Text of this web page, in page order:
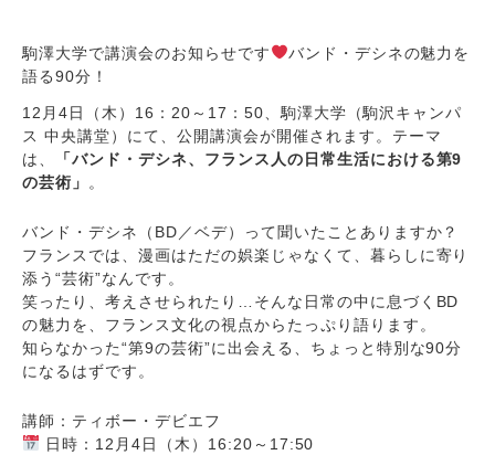
駒澤大学で講演会のお知らせです
バンド・デシネの魅力を
語る90分！
12月4日（木）16：20～17：50、駒澤大学（駒沢キャンパ
ス 中央講堂）にて、公開講演会が開催されます。テーマ
は、
「バンド・デシネ、フランス人の日常生活における第9
の芸術」
。
バンド・デシネ（BD／ベデ）って聞いたことありますか？
フランスでは、漫画はただの娯楽じゃなくて、暮らしに寄り
添う“芸術”なんです。
笑ったり、考えさせられたり…そんな日常の中に息づくBD
の魅力を、フランス文化の視点からたっぷり語ります。
知らなかった“第9の芸術”に出会える、ちょっと特別な90分
になるはずです。
講師：ティボー・デビエフ
日時：12月4日（木）16:20～17:50